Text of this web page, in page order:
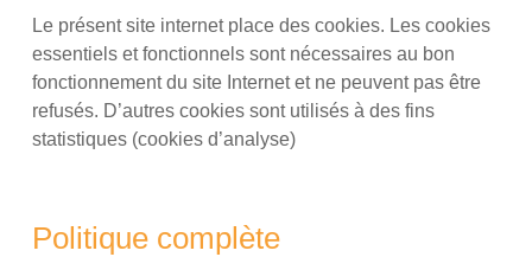
Le présent site internet place des cookies. Les cookies
essentiels et fonctionnels sont nécessaires au bon
fonctionnement du site Internet et ne peuvent pas être
refusés. D’autres cookies sont utilisés à des fins
statistiques (cookies d’analyse)
Politique complète